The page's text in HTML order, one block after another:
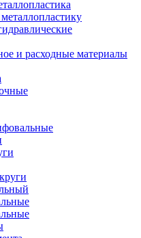
и расходные материалы